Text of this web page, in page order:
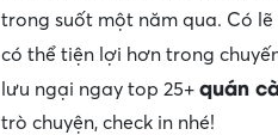
trong suốt một năm qua. Có
có thể tiện lợi hơn trong
lưu ngại ngay top 25+ quán
trò chuyện, check in nhé!